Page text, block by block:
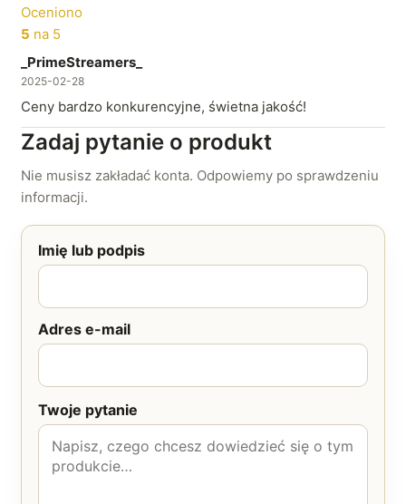
Oceniono
5 na 5
_PrimeStreamers_
2025-02-28
Ceny bardzo konkurencyjne, świetna jakość!
Zadaj pytanie o produkt
Nie musisz zakładać konta. Odpowiemy po sprawdzeniu
informacji.
Imię lub podpis
Adres e-mail
Twoje pytanie